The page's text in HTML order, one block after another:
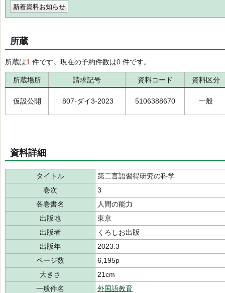
新着資料お知らせ
所蔵
所蔵は1 件です。現在の予約件数は0 件です。
所蔵場所 請求記号 資料コード 資料区分
仮設公開 807-ダイ3-2023 5106388670 一般
資料詳細
タイトル
第二言語習得研究の科学
巻次
3
各巻書名
人間の能力
出版地
東京
出版者
くろしお出版
出版年
2023.3
ページ数
6,195p
大きさ
21cm
一般件名
外国語教育